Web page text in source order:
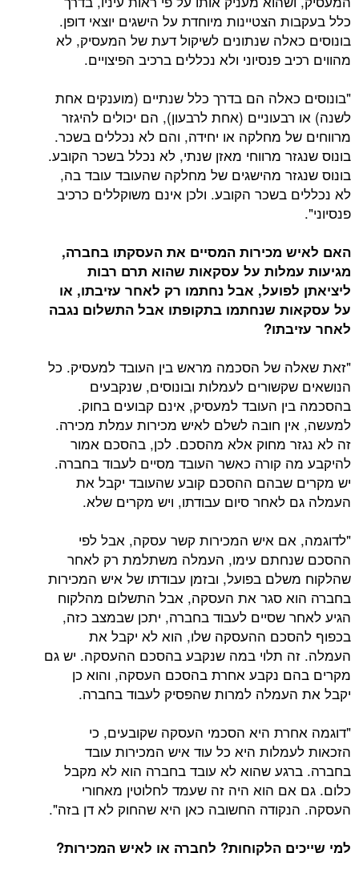
כלל בעקבות הצטיינות מיוחדת על הישגים יוצאי דופן.
בונוסים כאלה שנתונים לשיקול דעת של המעסיק, לא
מהווים רכיב פנסיוני ולא נכללים ברכיב הפיצויים.
"בונוסים כאלה הם בדרך כלל שנתיים (מוענקים אחת
לשנה) או רבעוניים (אחת לרבעון), הם יכולים להיגזר
מרווחים של מחלקה או יחידה, והם לא נכללים בשכר.
בונוס שנגזר מרווחי מאזן שנתי, לא נכלל בשכר הקובע.
בונוס שנגזר מהישגים של מחלקה שהעובד עובד בה,
לא נכללים בשכר הקובע. ולכן אינם משוקללים כרכיב
פנסיוני".
האם לאיש מכירות המסיים את העסקתו בחברה,
מגיעות עמלות על עסקאות שהוא תרם רבות
ליציאתן לפועל, אבל נחתמו רק לאחר עזיבתו, או
על עסקאות שנחתמו בתקופתו אבל התשלום נגבה
לאחר עזיבתו?
"זאת שאלה של הסכמה מראש בין העובד למעסיק. כל
הנושאים שקשורים לעמלות ובונוסים, שנקבעים
בהסכמה בין העובד למעסיק, אינם קבועים בחוק.
למעשה, אין חובה לשלם לאיש מכירות עמלת מכירה.
זה לא נגזר מחוק אלא מהסכם. לכן, בהסכם אמור
להיקבע מה קורה כאשר העובד מסיים לעבוד בחברה.
יש מקרים שבהם ההסכם קובע שהעובד יקבל את
העמלה גם לאחר סיום עבודתו, ויש מקרים שלא.
"לדוגמה, אם איש המכירות קשר עסקה, אבל לפי
ההסכם שנחתם עימו, העמלה משתלמת רק לאחר
שהלקוח משלם בפועל, ובזמן עבודתו של איש המכירות
בחברה הוא סגר את העסקה, אבל התשלום מהלקוח
הגיע לאחר שסיים לעבוד בחברה, יתכן שבמצב כזה,
בכפוף להסכם ההעסקה שלו, הוא לא יקבל את
העמלה. זה תלוי במה שנקבע בהסכם ההעסקה. יש גם
מקרים בהם נקבע אחרת בהסכם העסקה, והוא כן
יקבל את העמלה למרות שהפסיק לעבוד בחברה.
"דוגמה אחרת היא הסכמי העסקה שקובעים, כי
הזכאות לעמלות היא כל עוד איש המכירות עובד
בחברה. ברגע שהוא לא עובד בחברה הוא לא מקבל
כלום. גם אם הוא היה זה שעמד לחלוטין מאחורי
העסקה. הנקודה החשובה כאן היא שהחוק לא דן בזה".
למי שייכים הלקוחות? לחברה או לאיש המכירות?